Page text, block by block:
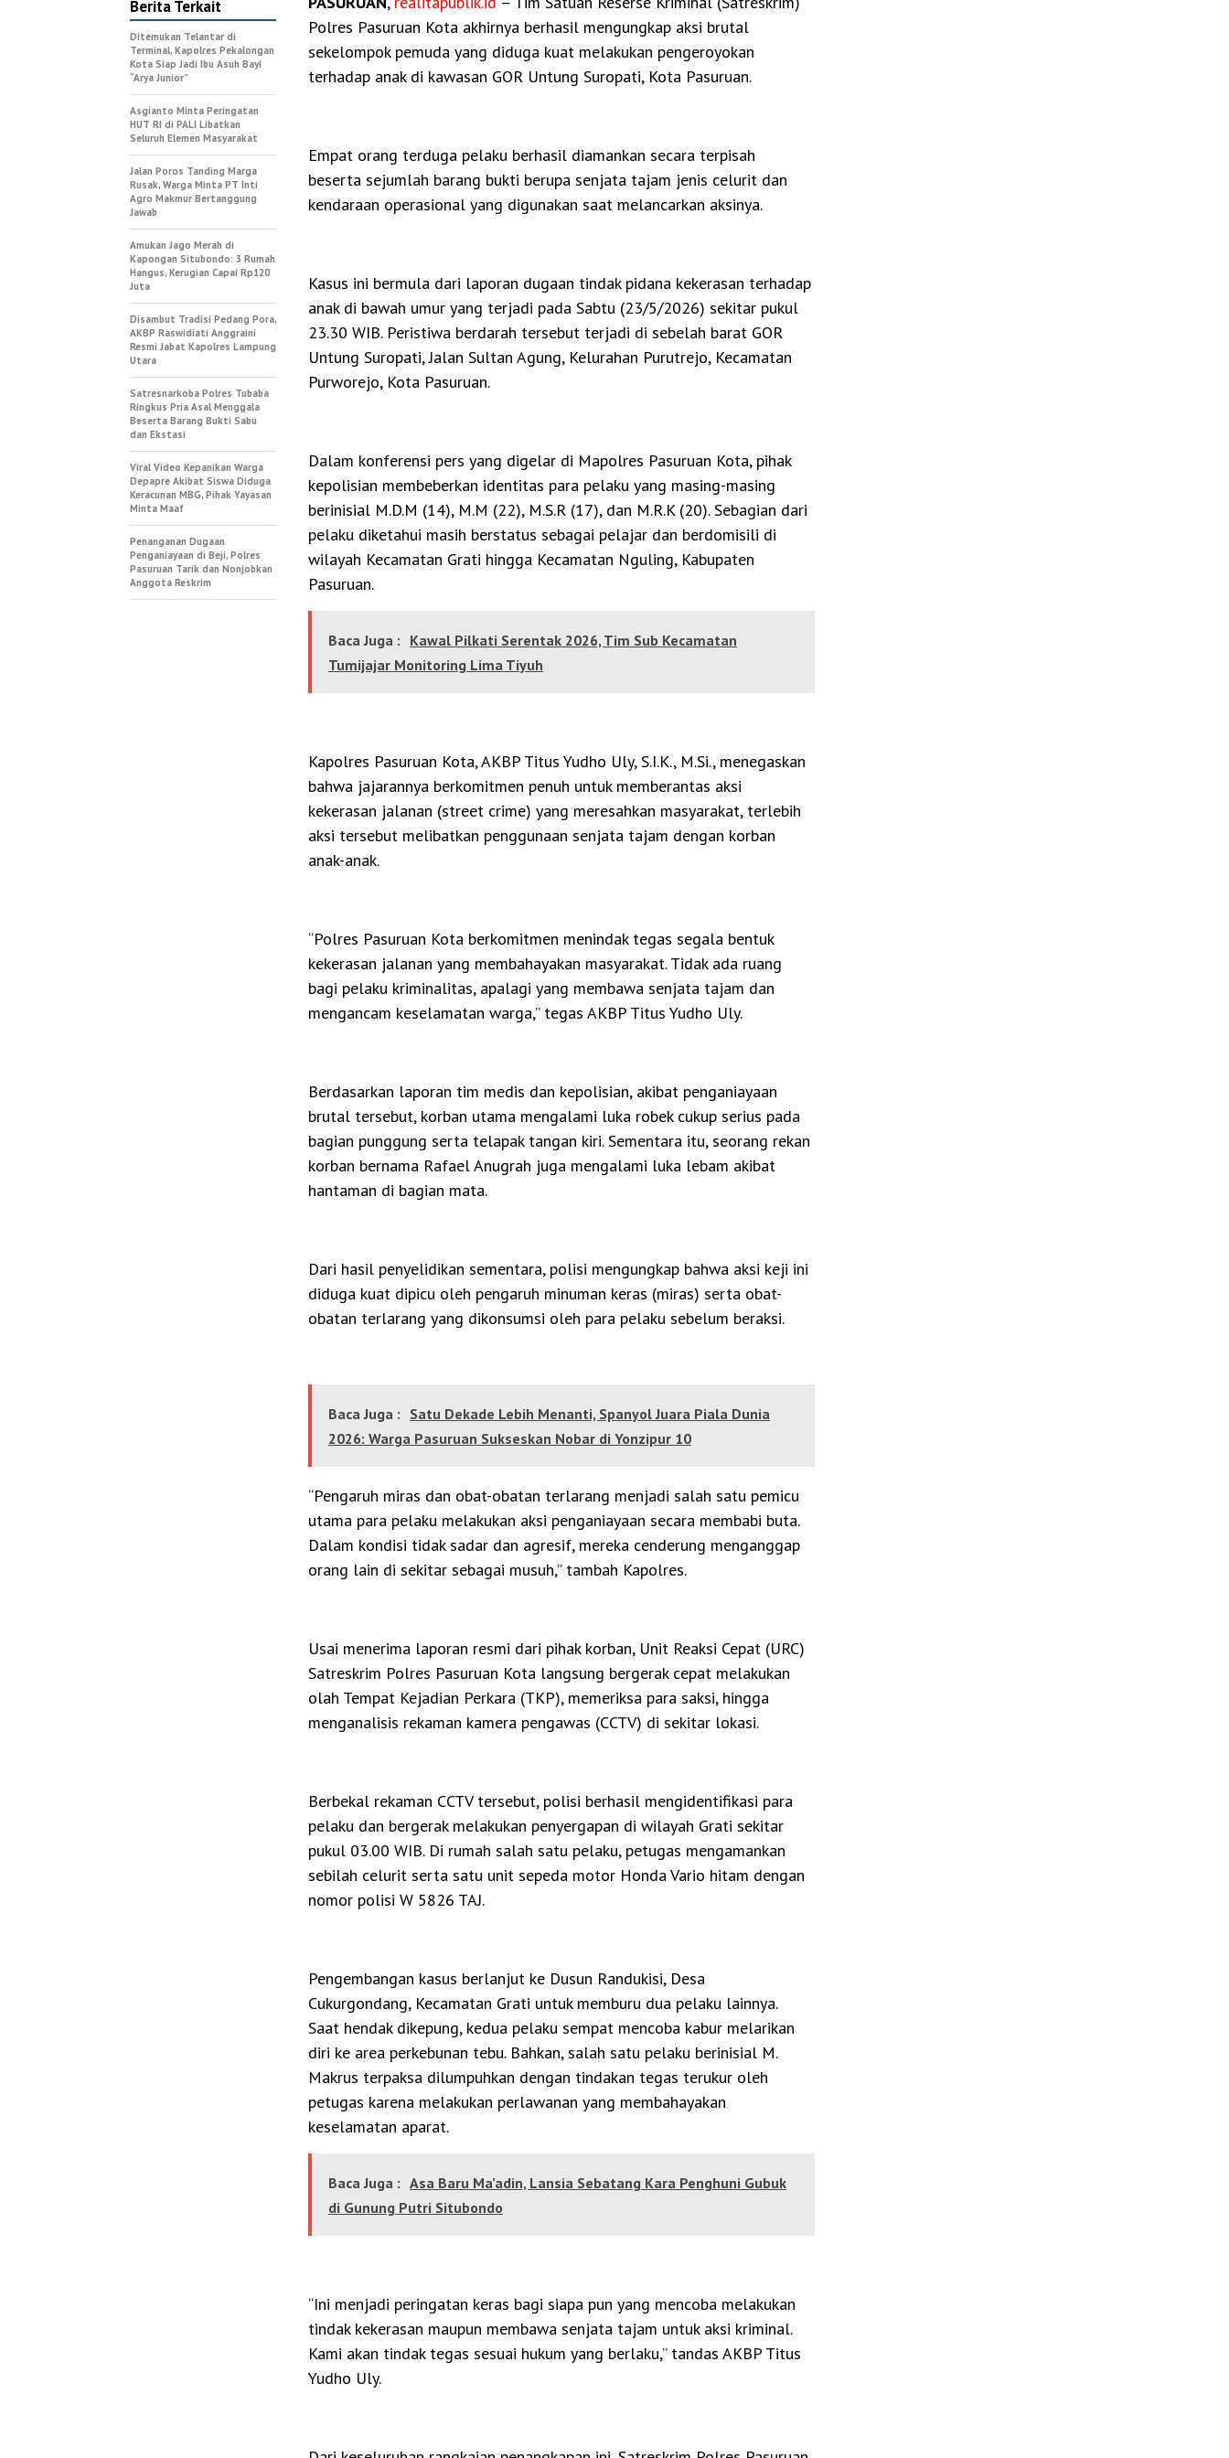
Polres Pasuruan Kota akhirnya berhasil mengungkap aksi brutal
sekelompok pemuda yang diduga kuat melakukan pengeroyokan
terhadap anak di kawasan GOR Untung Suropati, Kota Pasuruan.
Empat orang terduga pelaku berhasil diamankan secara terpisah
beserta sejumlah barang bukti berupa senjata tajam jenis celurit dan
kendaraan operasional yang digunakan saat melancarkan aksinya.
Kasus ini bermula dari laporan dugaan tindak pidana kekerasan terhadap
anak di bawah umur yang terjadi pada Sabtu (23/5/2026) sekitar pukul
23.30 WIB. Peristiwa berdarah tersebut terjadi di sebelah barat GOR
Untung Suropati, Jalan Sultan Agung, Kelurahan Purutrejo, Kecamatan
Purworejo, Kota Pasuruan.
Dalam konferensi pers yang digelar di Mapolres Pasuruan Kota, pihak
kepolisian membeberkan identitas para pelaku yang masing-masing
berinisial M.D.M (14), M.M (22), M.S.R (17), dan M.R.K (20). Sebagian dari
pelaku diketahui masih berstatus sebagai pelajar dan berdomisili di
wilayah Kecamatan Grati hingga Kecamatan Nguling, Kabupaten
Pasuruan.
Baca Juga : Kawal Pilkati Serentak 2026, Tim Sub Kecamatan
Tumijajar Monitoring Lima Tiyuh
Kapolres Pasuruan Kota, AKBP Titus Yudho Uly, S.I.K., M.Si., menegaskan
bahwa jajarannya berkomitmen penuh untuk memberantas aksi
kekerasan jalanan (street crime) yang meresahkan masyarakat, terlebih
aksi tersebut melibatkan penggunaan senjata tajam dengan korban
anak-anak.
“Polres Pasuruan Kota berkomitmen menindak tegas segala bentuk
kekerasan jalanan yang membahayakan masyarakat. Tidak ada ruang
bagi pelaku kriminalitas, apalagi yang membawa senjata tajam dan
mengancam keselamatan warga,” tegas AKBP Titus Yudho Uly.
Berdasarkan laporan tim medis dan kepolisian, akibat penganiayaan
brutal tersebut, korban utama mengalami luka robek cukup serius pada
bagian punggung serta telapak tangan kiri. Sementara itu, seorang rekan
korban bernama Rafael Anugrah juga mengalami luka lebam akibat
hantaman di bagian mata.
Dari hasil penyelidikan sementara, polisi mengungkap bahwa aksi keji ini
diduga kuat dipicu oleh pengaruh minuman keras (miras) serta obat-
obatan terlarang yang dikonsumsi oleh para pelaku sebelum beraksi.
Baca Juga : Satu Dekade Lebih Menanti, Spanyol Juara Piala Dunia
2026: Warga Pasuruan Sukseskan Nobar di Yonzipur 10
“Pengaruh miras dan obat-obatan terlarang menjadi salah satu pemicu
utama para pelaku melakukan aksi penganiayaan secara membabi buta.
Dalam kondisi tidak sadar dan agresif, mereka cenderung menganggap
orang lain di sekitar sebagai musuh,” tambah Kapolres.
Usai menerima laporan resmi dari pihak korban, Unit Reaksi Cepat (URC)
Satreskrim Polres Pasuruan Kota langsung bergerak cepat melakukan
olah Tempat Kejadian Perkara (TKP), memeriksa para saksi, hingga
menganalisis rekaman kamera pengawas (CCTV) di sekitar lokasi.
Berbekal rekaman CCTV tersebut, polisi berhasil mengidentifikasi para
pelaku dan bergerak melakukan penyergapan di wilayah Grati sekitar
pukul 03.00 WIB. Di rumah salah satu pelaku, petugas mengamankan
sebilah celurit serta satu unit sepeda motor Honda Vario hitam dengan
nomor polisi W 5826 TAJ.
Pengembangan kasus berlanjut ke Dusun Randukisi, Desa
Cukurgondang, Kecamatan Grati untuk memburu dua pelaku lainnya.
Saat hendak dikepung, kedua pelaku sempat mencoba kabur melarikan
diri ke area perkebunan tebu. Bahkan, salah satu pelaku berinisial M.
Makrus terpaksa dilumpuhkan dengan tindakan tegas terukur oleh
petugas karena melakukan perlawanan yang membahayakan
keselamatan aparat.
Baca Juga : Asa Baru Ma’adin, Lansia Sebatang Kara Penghuni Gubuk
di Gunung Putri Situbondo
“Ini menjadi peringatan keras bagi siapa pun yang mencoba melakukan
tindak kekerasan maupun membawa senjata tajam untuk aksi kriminal.
Kami akan tindak tegas sesuai hukum yang berlaku,” tandas AKBP Titus
Yudho Uly.
Berita Terkait
Ditemukan Telantar di
Terminal, Kapolres Pekalongan
Kota Siap Jadi Ibu Asuh Bayi
“Arya Junior”
Asgianto Minta Peringatan
HUT RI di PALI Libatkan
Seluruh Elemen Masyarakat
Jalan Poros Tanding Marga
Rusak, Warga Minta PT Inti
Agro Makmur Bertanggung
Jawab
Amukan Jago Merah di
Kapongan Situbondo: 3 Rumah
Hangus, Kerugian Capai Rp120
Juta
Disambut Tradisi Pedang Pora,
AKBP Raswidiati Anggraini
Resmi Jabat Kapolres Lampung
Utara
Satresnarkoba Polres Tubaba
Ringkus Pria Asal Menggala
Beserta Barang Bukti Sabu
dan Ekstasi
Viral Video Kepanikan Warga
Depapre Akibat Siswa Diduga
Keracunan MBG, Pihak Yayasan
Minta Maaf
Penanganan Dugaan
Penganiayaan di Beji, Polres
Pasuruan Tarik dan Nonjobkan
Anggota Reskrim